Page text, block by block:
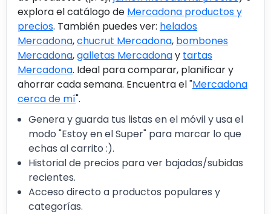
explora el catálogo de Mercadona productos y
precios. También puedes ver: helados
Mercadona,chucrut Mercadona, bombones
Mercadona,galletas Mercadonay tartas
Mercadona. Ideal para comparar, planificar y
ahorrar cada semana. Encuentra el "Mercadona
cerca de mí".
Genera y guarda tus listas en el móvil y usa el
modo "Estoy en el Super" para marcar lo que
echas al carrito :).
Historial de precios para ver bajadas/subidas
recientes.
Acceso directo a productos populares y
categorías.